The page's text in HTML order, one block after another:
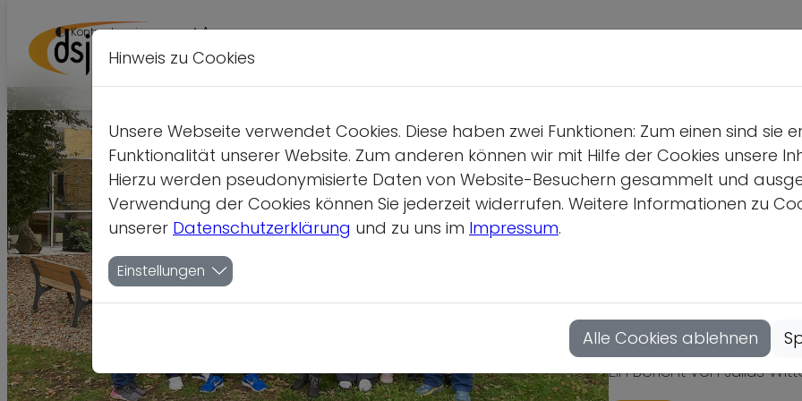
Kontrastversion A A A
Japan 2025
Ein Bericht von Julius
Hinweis zu Cookies
Unsere Webseite verwendet Cookies. Diese haben zwei Funktionen: Zum einen sind
Funktionalität unserer Website. Zum anderen können wir mit Hilfe der Cookies unsere
Hierzu werden pseudonymisierte Daten von Website-Besuchern gesammelt und
Verwendung der Cookies können Sie jederzeit widerrufen. Weitere Informationen zu
unserer Datenschutzerklärung und zu uns im Impressum.
Einstellungen
Alle Cookies ablehnen